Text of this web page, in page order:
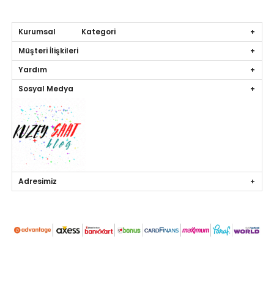
Kurumsal Kategori
Müşteri İlişkileri
Yardım
Sosyal Medya
Adresimiz